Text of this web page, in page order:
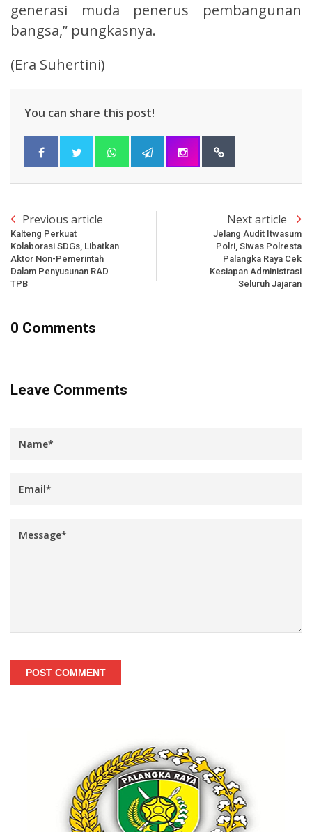
generasi muda penerus pembangunan
bangsa,” pungkasnya.
(Era Suhertini)
You can share this post!
Previous article
Kalteng Perkuat
Kolaborasi SDGs, Libatkan
Aktor Non-Pemerintah
Dalam Penyusunan RAD
TPB
Next article
Jelang Audit Itwasum
Polri, Siwas Polresta
Palangka Raya Cek
Kesiapan Administrasi
Seluruh Jajaran
0 Comments
Leave Comments
POST COMMENT